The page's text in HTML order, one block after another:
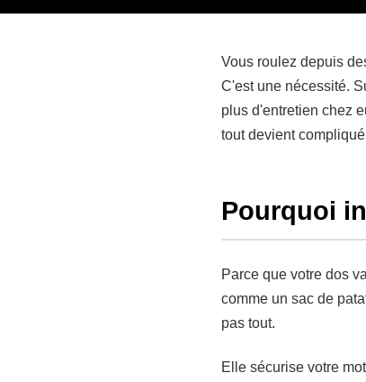
Vous roulez depuis
C'est une nécessité.
plus d'entretien chez
tout devient
Pourquoi
Parce que votre dos
comme un sac de
pas tout.
Elle sécurise votre